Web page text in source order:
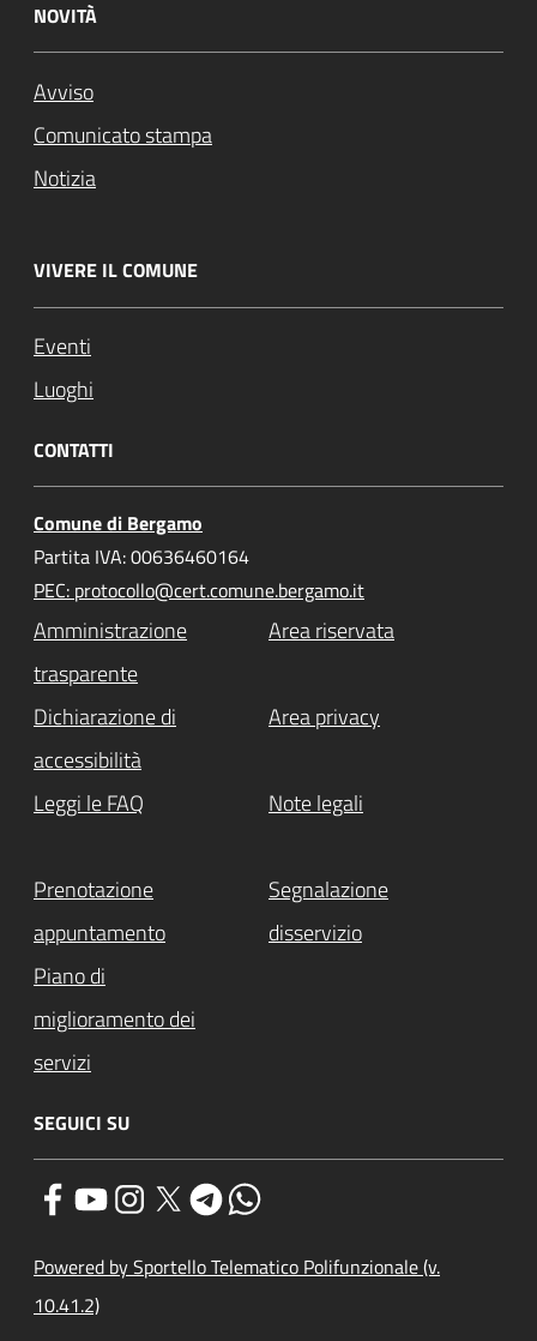
NOVITÀ
Avviso
Comunicato stampa
Notizia
VIVERE IL COMUNE
Eventi
Luoghi
CONTATTI
Comune di Bergamo
Partita IVA: 00636460164
PEC: protocollo@cert.comune.bergamo.it
Amministrazione
trasparente
Area riservata
Dichiarazione di
accessibilità
Area privacy
Leggi le FAQ Note legali
Prenotazione
appuntamento
Segnalazione
disservizio
Piano di
miglioramento dei
servizi
SEGUICI SU
Powered by Sportello Telematico Polifunzionale (v.
10.41.2)